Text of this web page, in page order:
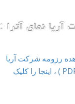
نمای آترا :
رزومه شرکت آریا
نمای آترا (فایل PDF ) ، اینجا را کلیک